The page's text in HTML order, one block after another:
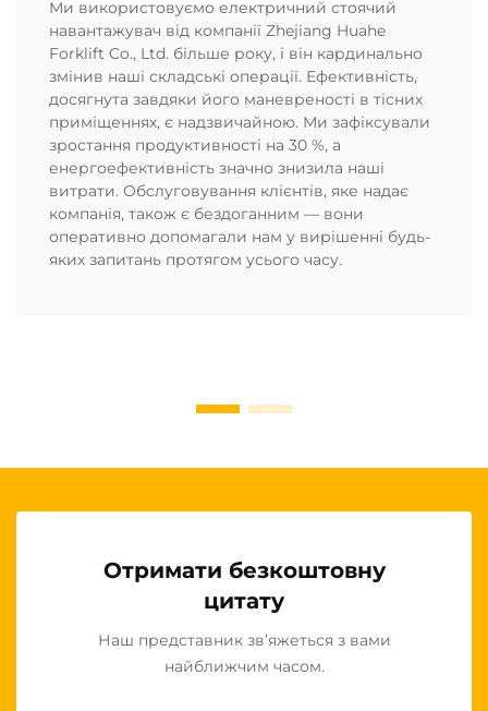
Ми використовуємо електричний стоячий
навантажувач від компанії Zhejiang Huahe
Forklift Co., Ltd. більше року, і він кардинально
змінив наші складські операції. Ефективність,
досягнута завдяки його маневреності в тісних
приміщеннях, є надзвичайною. Ми зафіксували
зростання продуктивності на 30 %, а
енергоефективність значно знизила наші
витрати. Обслуговування клієнтів, яке надає
компанія, також є бездоганним — вони
оперативно допомагали нам у вирішенні будь-
яких запитань протягом усього часу.
Отримати безкоштовну
цитату
Наш представник зв’яжеться з вами
найближчим часом.